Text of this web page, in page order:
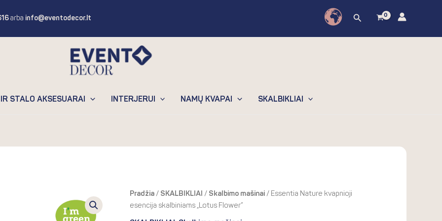
arba info@eventodecor.lt Paieška
IR STALO AKSESUARAI INTERJERUI NAMŲ KVAPAI SKALBIKLIAI
Pradžia / SKALBIKLIAI / Skalbimo mašinai / Essentia Nature kvapnioji
esencija skalbiniams „Lotus Flower”
Price
range:
2.30€
produkto
kiekis: